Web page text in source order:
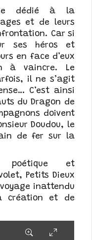
dédié à la
et de leurs
Car si
ses héros et
en face d’eux
à vaincre. Le
il ne s’agit
C’est ainsi
du Dragon de
doivent
Doudou, le
de fer sur la
poétique et
Petits Dieux
inattendu
création et de